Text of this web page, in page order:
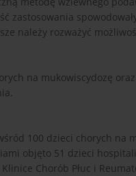
zastosowania
należy rozważyć
na mukowiscydozę
100 dzieci chorych na
objęto 51 dzieci
Chorób Płuc i